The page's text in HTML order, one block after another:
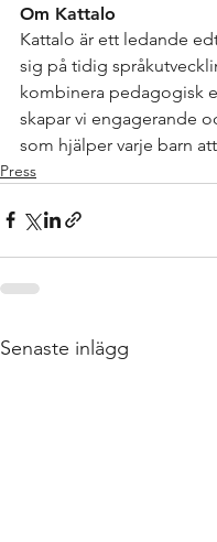
Om Kattalo
Kattalo är ett ledande
sig på tidig
kombinera pedagogisk
skapar vi engagerande
som hjälper varje barn
Press
Senaste inlägg